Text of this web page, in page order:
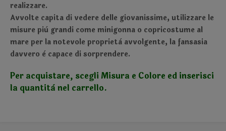
realizzare.
Avvolte capita di vedere delle giovanissime, utilizzare le
misure più grandi come minigonna o copricostume al
mare per la notevole proprietà avvolgente, la fansasia
davvero è capace di sorprendere.
Per acquistare, scegli Misura e Colore ed inserisci
la quantità nel carrello.